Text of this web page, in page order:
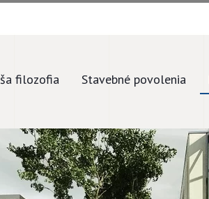
Stavebné povolenia
filozofia